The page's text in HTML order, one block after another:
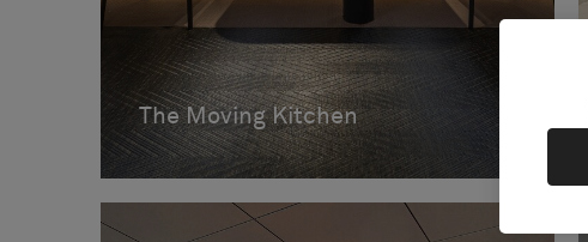
The Moving Kitchen